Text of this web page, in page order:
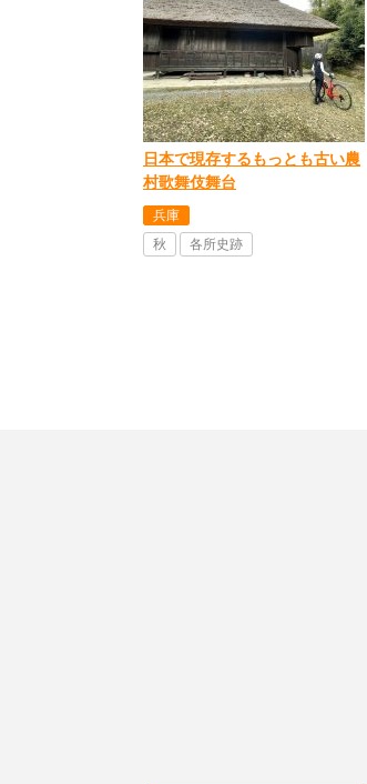
日本で現存するもっとも古い農
村歌舞伎舞台
兵庫
秋
各所史跡